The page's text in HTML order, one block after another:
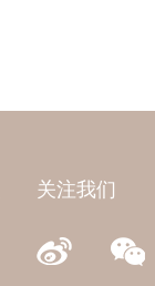
关注我们